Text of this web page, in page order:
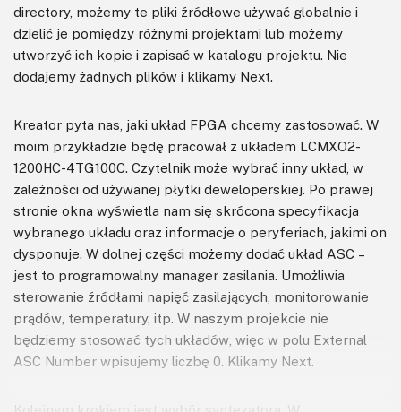
directory, możemy te pliki źródłowe używać globalnie i
dzielić je pomiędzy różnymi projektami lub możemy
utworzyć ich kopie i zapisać w katalogu projektu. Nie
dodajemy żadnych plików i klikamy Next.
Kreator pyta nas, jaki układ FPGA chcemy zastosować. W
moim przykładzie będę pracował z układem LCMXO2-
1200HC-4TG100C. Czytelnik może wybrać inny układ, w
zależności od używanej płytki deweloperskiej. Po prawej
stronie okna wyświetla nam się skrócona specyfikacja
wybranego układu oraz informacje o peryferiach, jakimi on
dysponuje. W dolnej części możemy dodać układ ASC –
jest to programowalny manager zasilania. Umożliwia
sterowanie źródłami napięć zasilających, monitorowanie
prądów, temperatury, itp. W naszym projekcie nie
będziemy stosować tych układów, więc w polu External
ASC Number wpisujemy liczbę 0. Klikamy Next.